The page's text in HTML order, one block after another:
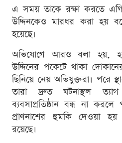
এ সময় তাকে রক্ষা করতে
উদ্দিনকেও মারধর করা হয়
হয়েছে।
অভিযোগে আরও বলা হয়,
উদ্দিনের পকেটে থাকা
ছিনিয়ে নেয় অভিযুক্তরা। পরে
তারা দ্রুত ঘটনাস্থল
ব্যবসাপ্রতিষ্ঠান বন্ধ না
প্রাণনাশের হুমকি দেওয়া
রয়েছে।